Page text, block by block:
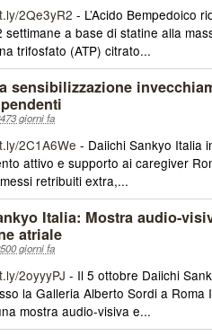
2Qe3yR2 - L’Acido Bempedoico
a base di statine alla
trifosfato (ATP) citrato...
sensibilizzazione
giorni fa
2C1A6We - Daiichi Sankyo Italia
attivo e supporto ai caregiver
retribuiti extra,...
Italia: Mostra audio-
atriale
giorni fa
2oyyyPJ - Il 5 ottobre Daiichi
la Galleria Alberto Sordi a
mostra audio-visiva e...